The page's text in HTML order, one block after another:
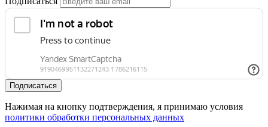
Подписаться
Нажимая на кнопку подтверждения, я принимаю условия
политики обработки персональных данных